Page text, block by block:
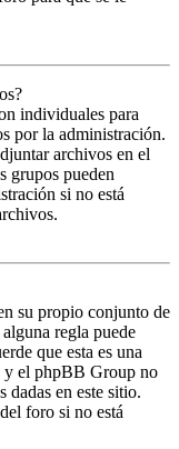
individuales para
por la administración.
archivos en el
grupos pueden
si no está
su propio conjunto de
regla puede
que esta es una
y el phpBB Group no
dadas en este sitio.
foro si no está